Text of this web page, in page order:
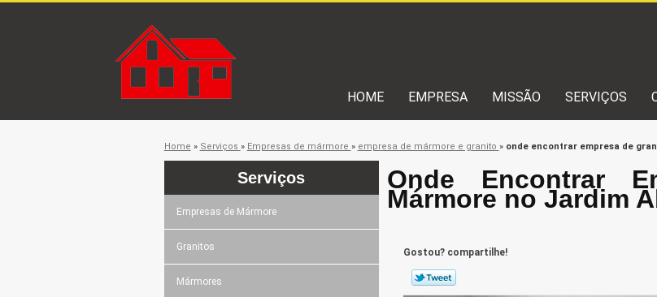
HOME EMPRESA MISSÃO SERVIÇOS
Home » Serviços » Empresas de mármore » empresa de mármore e granito » onde encontrar empresa de
Serviços
Empresas de Mármore
Granitos
Mármores
Onde Encontrar
Mármore no Jardim
Gostou? compartilhe!